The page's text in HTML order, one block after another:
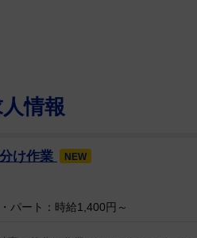
情報
け作業 NEW
パート：時給1,400円～